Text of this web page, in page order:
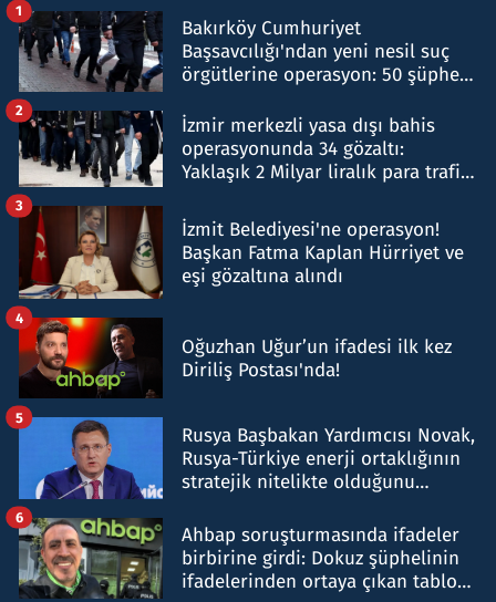
Bakırköy Cumhuriyet
Başsavcılığı'ndan yeni nesil suç
örgütlerine operasyon: 50 şüpheli
1
İzmir merkezli yasa dışı bahis
operasyonunda 34 gözaltı:
Yaklaşık 2 Milyar liralık para trafiği
2
İzmit Belediyesi'ne operasyon!
Başkan Fatma Kaplan Hürriyet ve
eşi gözaltına alındı
3
Oğuzhan Uğur’un ifadesi ilk kez
Diriliş Postası'nda!
4
Rusya Başbakan Yardımcısı Novak,
Rusya-Türkiye enerji ortaklığının
stratejik nitelikte olduğunu
5
Ahbap soruşturmasında ifadeler
birbirine girdi: Dokuz şüphelinin
ifadelerinden ortaya çıkan tablo
6